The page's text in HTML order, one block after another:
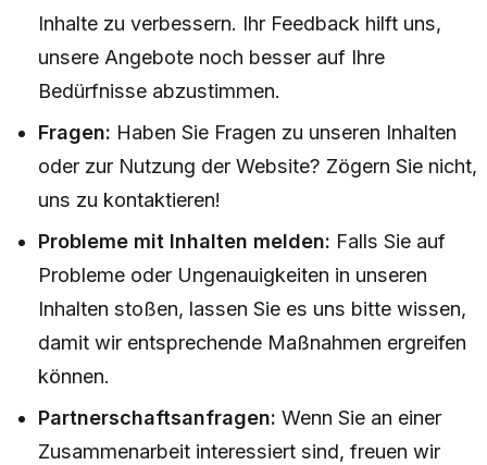
Inhalte zu verbessern. Ihr Feedback hilft uns,
unsere Angebote noch besser auf Ihre
Bedürfnisse abzustimmen.
Fragen: Haben Sie Fragen zu unseren Inhalten
oder zur Nutzung der Website? Zögern Sie nicht,
uns zu kontaktieren!
Probleme mit Inhalten melden: Falls Sie auf
Probleme oder Ungenauigkeiten in unseren
Inhalten stoßen, lassen Sie es uns bitte wissen,
damit wir entsprechende Maßnahmen ergreifen
können.
Partnerschaftsanfragen: Wenn Sie an einer
Zusammenarbeit interessiert sind, freuen wir